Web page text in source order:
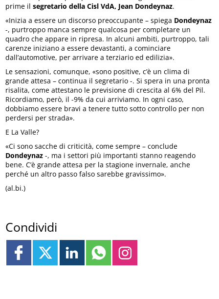
prime ilsegretario della Cisl VdA, Jean Dondeynaz.
«Inizia a essere un discorso preoccupante – spiega Dondeynaz
-, purtroppo manca sempre qualcosa per completare un
quadro che appare in ripresa. In alcuni ambiti, purtroppo, tali
carenze iniziano a essere devastanti, a cominciare
dall’automotive, per arrivare a terziario ed edilizia».
Le sensazioni, comunque, «sono positive, c’è un clima di
grande attesa – continua il segretario -. Si spera in una pronta
risalita, come attestano le previsione di crescita al 6% del Pil.
Ricordiamo, però, il -9% da cui arriviamo. In ogni caso,
dobbiamo essere bravi a tenere tutto sotto controllo per non
perdersi per strada».
E La Valle?
«Ci sono sacche di criticità, come sempre – conclude
Dondeynaz -, ma i settori più importanti stanno reagendo
bene. C’è grande attesa per la stagione invernale, anche
perché un altro passo falso sarebbe gravissimo».
(al.bi.)
Condividi